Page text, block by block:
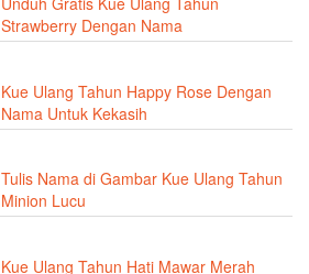
Strawberry Dengan Nama
Kue Ulang Tahun Happy Rose Dengan
Nama Untuk Kekasih
Tulis Nama di Gambar Kue Ulang Tahun
Minion Lucu
Kue Ulang Tahun Hati Mawar Merah